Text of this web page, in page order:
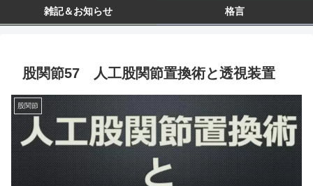
雑記＆お知らせ 格言
股関節57 人工股関節置換術と透視装置
股関節